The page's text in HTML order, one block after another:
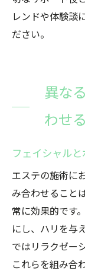
レンドや体験談
ださい。
異な
わせ
フェイシャル
エステの施術に
み合わせること
常に効果的です
にし、ハリを与
ではリラクゼー
これらを組み合